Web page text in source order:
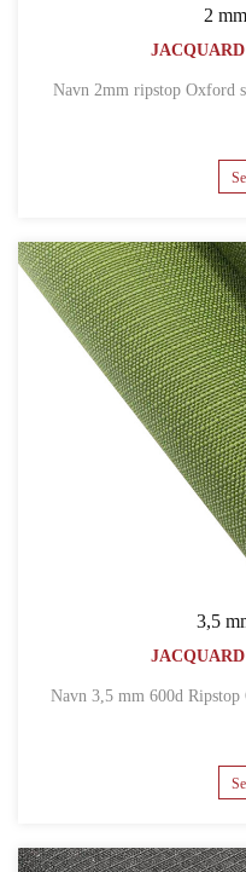
2
Navn 2mm ripstop
3,5
Navn 3,5 mm 600d